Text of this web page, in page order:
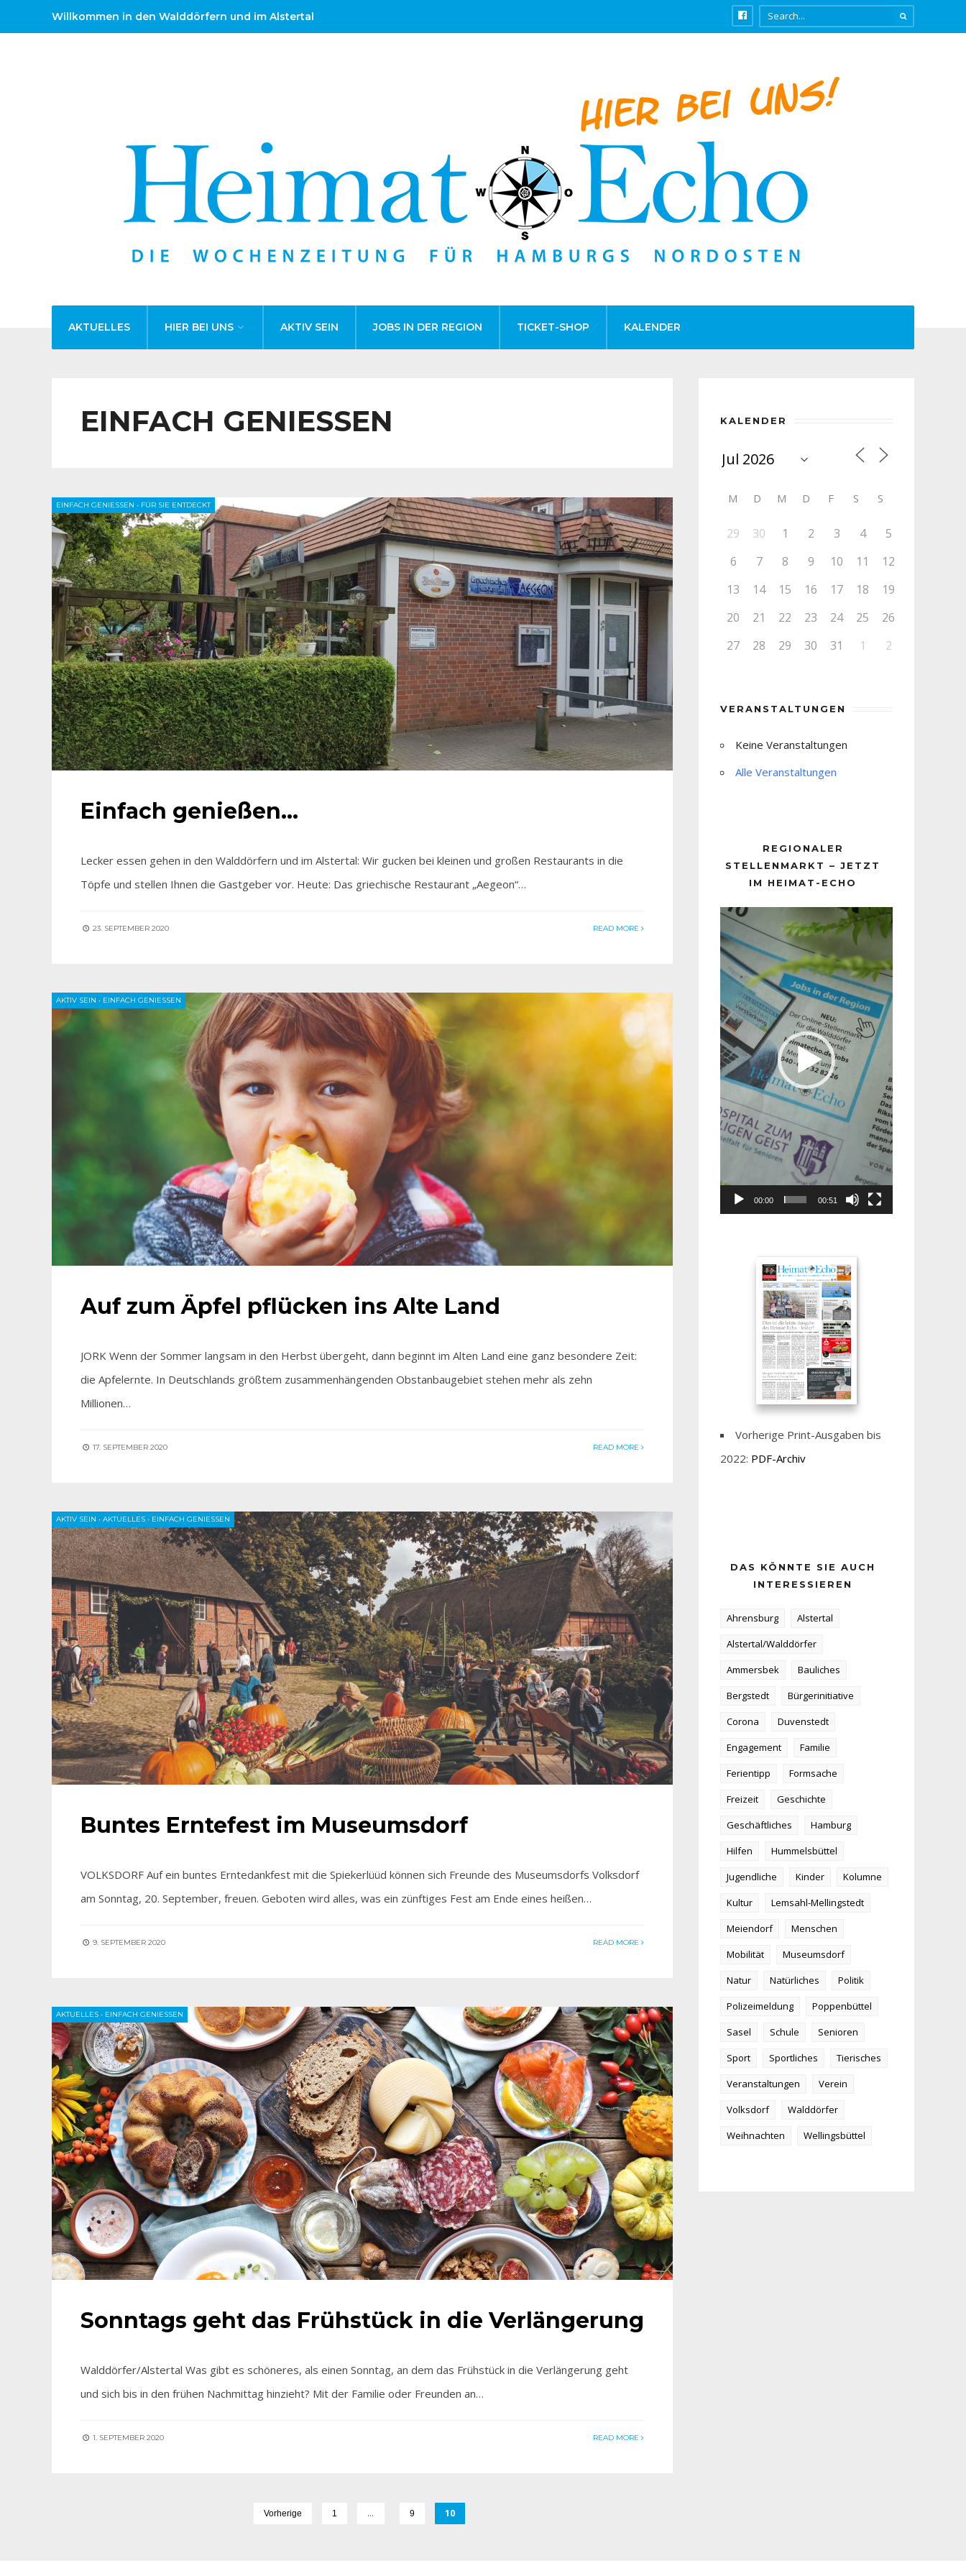
Willkommen in den Walddörfern und im Alstertal
AKTUELLES HIER BEI UNS AKTIV SEIN JOBS IN DER REGION TICKET-SHOP KALENDER
EINFACH GENIESSEN
EINFACH GENIESSEN • FÜR SIE ENTDECKT
Einfach genießen…
Lecker essen gehen in den Walddörfern und im Alstertal: Wir gucken bei kleinen und großen Restaurants in die
Töpfe und stellen Ihnen die Gastgeber vor. Heute: Das griechische Restaurant „Aegeon“…
23. SEPTEMBER 2020 READ MORE
AKTIV SEIN • EINFACH GENIESSEN
Auf zum Äpfel pflücken ins Alte Land
JORK Wenn der Sommer langsam in den Herbst übergeht, dann beginnt im Alten Land eine ganz besondere Zeit:
die Apfelernte. In Deutschlands größtem zusammenhängenden Obstanbaugebiet stehen mehr als zehn
Millionen…
17. SEPTEMBER 2020 READ MORE
AKTIV SEIN • AKTUELLES • EINFACH GENIESSEN
Buntes Erntefest im Museumsdorf
VOLKSDORF Auf ein buntes Erntedankfest mit die Spiekerlüüd können sich Freunde des Museumsdorfs Volksdorf
am Sonntag, 20. September, freuen. Geboten wird alles, was ein zünftiges Fest am Ende eines heißen…
9. SEPTEMBER 2020 READ MORE
AKTUELLES • EINFACH GENIESSEN
Sonntags geht das Frühstück in die Verlängerung
Walddörfer/Alstertal Was gibt es schöneres, als einen Sonntag, an dem das Frühstück in die Verlängerung geht
und sich bis in den frühen Nachmittag hinzieht? Mit der Familie oder Freunden an…
1. SEPTEMBER 2020 READ MORE
Vorherige 1 … 9 10
KALENDER
M D M D F S S
29 30 1 2 3 4
5
6
7 8 9 10 11
12
13
14 15 16 17 18
19
20
21 22 23 24 25
26
27
28 29 30 31 1 2
VERANSTALTUNGEN
Keine Veranstaltungen
Alle Veranstaltungen
REGIONALER
STELLENMARKT – JETZT
IM HEIMAT-ECHO
Player
00:00 00:51
Vorherige Print-Ausgaben bis
2022: PDF-Archiv
DAS KÖNNTE SIE AUCH
INTERESSIEREN
Ahrensburg
Alstertal
Alstertal/Walddörfer
Ammersbek
Bauliches
Bergstedt
Bürgerinitiative
Corona
Duvenstedt
Engagement
Familie
Ferientipp
Formsache
Freizeit
Geschichte
Geschäftliches
Hamburg
Hilfen
Hummelsbüttel
Jugendliche
Kinder
Kolumne
Kultur
Lemsahl-Mellingstedt
Meiendorf
Menschen
Mobilität
Museumsdorf
Natur
Natürliches
Politik
Polizeimeldung
Poppenbüttel
Sasel
Schule
Senioren
Sport
Sportliches
Tierisches
Veranstaltungen
Verein
Volksdorf
Walddörfer
Weihnachten
Wellingsbüttel